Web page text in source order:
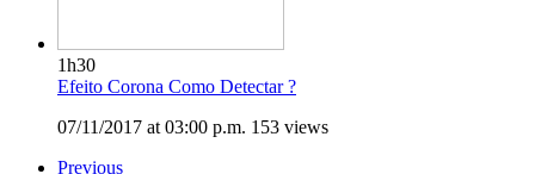
1h30
Efeito Corona Como Detectar ?
07/11/2017 at 03:00 p.m. 153 views
Previous